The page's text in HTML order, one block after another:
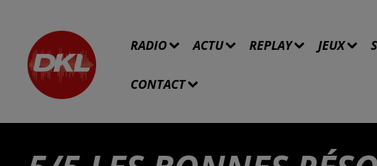
RADIO ACTU REPLAY JEUX
CONTACT